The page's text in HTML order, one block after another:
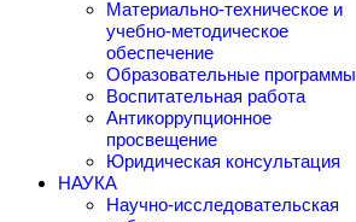
Материально-техническое и
учебно-методическое
обеспечение
Образовательные программы
Воспитательная работа
Антикоррупционное
просвещение
Юридическая консультация
НАУКА
Научно-исследовательская